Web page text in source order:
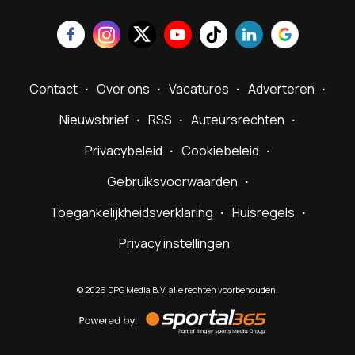
Contact Over ons Vacatures
Adverteren
Nieuwsbrief
RSS
Auteursrechten
Privacybeleid
Cookiebeleid
Gebruiksvoorwaarden
Toegankelijkheidsverklaring
Huisregels
Privacy instellingen
©2026 DPG Media B.V. alle rechten voorbehouden.
by
Sportal365